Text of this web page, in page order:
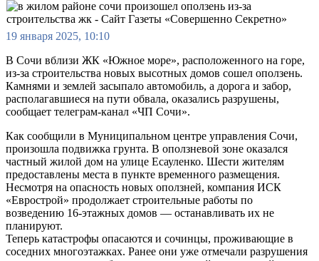
19 января 2025, 10:10
В Сочи вблизи ЖК «Южное море», расположенного на горе,
из-за строительства новых высотных домов сошел оползень.
Камнями и землей засыпало автомобиль, а дорога и забор,
располагавшиеся на пути обвала, оказались разрушены,
сообщает телеграм-канал «ЧП Сочи».
Как сообщили в Муниципальном центре управления Сочи,
произошла подвижка грунта. В оползневой зоне оказался
частный жилой дом на улице Есауленко. Шести жителям
предоставлены места в пункте временного размещения.
Несмотря на опасность новых оползней, компания ИСК
«Еврострой» продолжает строительные работы по
возведению 16-этажных домов — останавливать их не
планируют.
Теперь катастрофы опасаются и сочинцы, проживающие в
соседних многоэтажках. Ранее они уже отмечали разрушения